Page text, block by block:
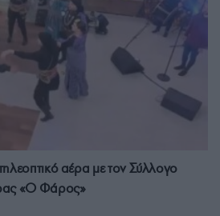
αέρα με τον Σύλλογο
«Ο Φάρος»